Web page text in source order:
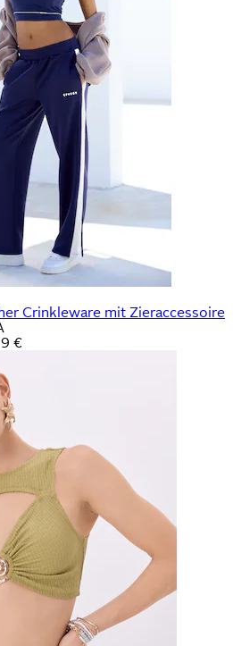
Crinkleware mit Zieraccessoire
€